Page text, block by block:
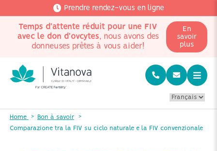
Prendre rendez-vous en ligne
Temps d'attente réduit pour une FIV
avec le don d'ovcytes, nous avons des
donneuses prêtes à vous aider!
En
savoir
plus
Home
Bon à savoir
Comparazione tra la FIV su ciclo naturale e la FIV convenzionale